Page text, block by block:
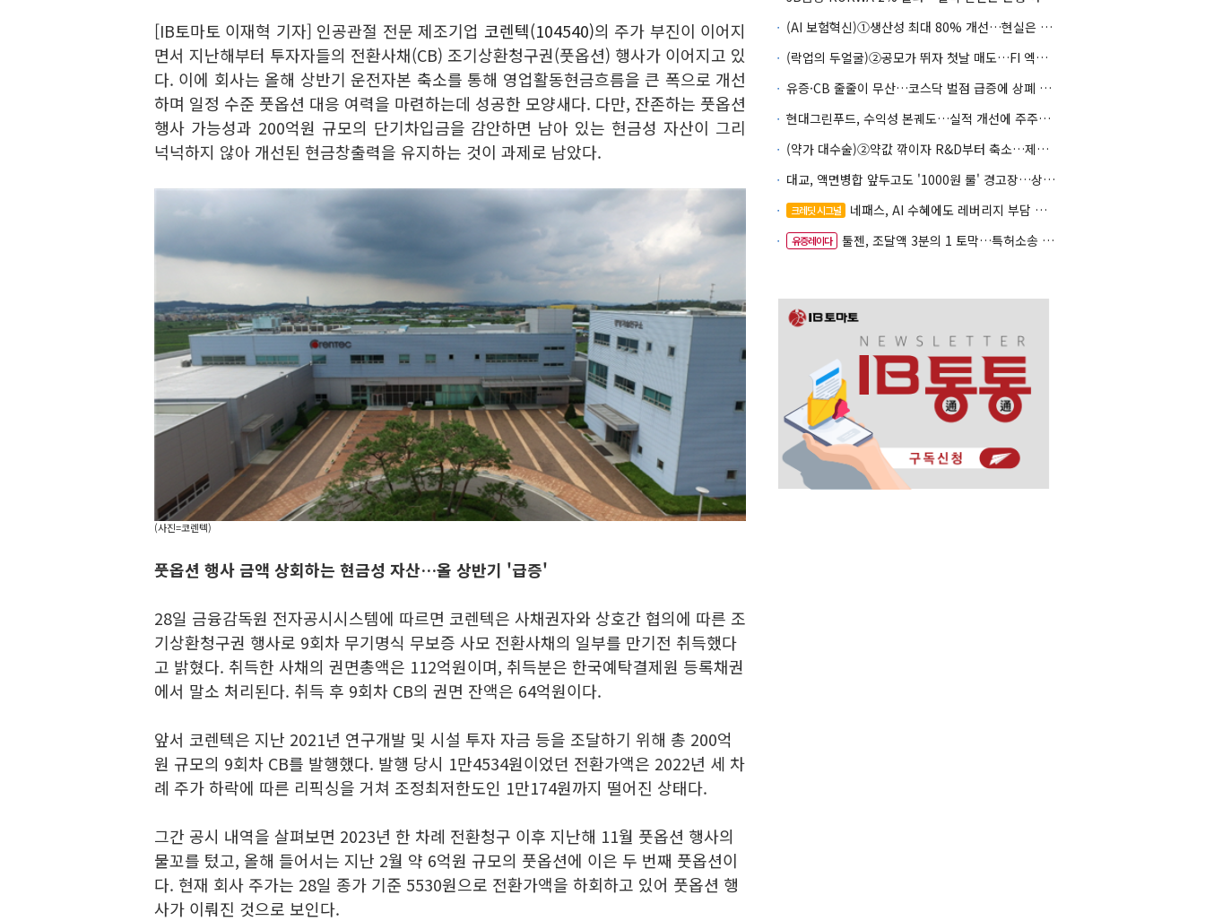
[IB토마토 이재혁 기자] 인공관절 전문 제조기업 코렌텍(104540)의 주가 부진이 이어지
면서 지난해부터 투자자들의 전환사채(CB) 조기상환청구권(풋옵션) 행사가 이어지고 있
다. 이에 회사는 올해 상반기 운전자본 축소를 통해 영업활동현금흐름을 큰 폭으로 개선
하며 일정 수준 풋옵션 대응 여력을 마련하는데 성공한 모양새다. 다만, 잔존하는 풋옵션
행사 가능성과 200억원 규모의 단기차입금을 감안하면 남아 있는 현금성 자산이 그리
넉넉하지 않아 개선된 현금창출력을 유지하는 것이 과제로 남았다.
(사진=코렌텍)
풋옵션 행사 금액 상회하는 현금성 자산…올 상반기 '급증'
28일 금융감독원 전자공시시스템에 따르면 코렌텍은 사채권자와 상호간 협의에 따른 조
기상환청구권 행사로 9회차 무기명식 무보증 사모 전환사채의 일부를 만기전 취득했다
고 밝혔다. 취득한 사채의 권면총액은 112억원이며, 취득분은 한국예탁결제원 등록채권
에서 말소 처리된다. 취득 후 9회차 CB의 권면 잔액은 64억원이다.
앞서 코렌텍은 지난 2021년 연구개발 및 시설 투자 자금 등을 조달하기 위해 총 200억
원 규모의 9회차 CB를 발행했다. 발행 당시 1만4534원이었던 전환가액은 2022년 세 차
례 주가 하락에 따른 리픽싱을 거쳐 조정최저한도인 1만174원까지 떨어진 상태다.
그간 공시 내역을 살펴보면 2023년 한 차례 전환청구 이후 지난해 11월 풋옵션 행사의
물꼬를 텄고, 올해 들어서는 지난 2월 약 6억원 규모의 풋옵션에 이은 두 번째 풋옵션이
다. 현재 회사 주가는 28일 종가 기준 5530원으로 전환가액을 하회하고 있어 풋옵션 행
사가 이뤄진 것으로 보인다.
(AI 보험혁신)①생산성 최대 80% 개선…현실은 '실행 격차'
(락업의 두얼굴)②공모가 뛰자 첫날 매도…FI 엑시트 전략 갈렸다
유증·CB 줄줄이 무산…코스닥 벌점 급증에 상폐 압박
현대그린푸드, 수익성 본궤도…실적 개선에 주주환원까지
(약가 대수술)②약값 깎이자 R&D부터 축소…제약업계 비상경영 돌입
대교, 액면병합 앞두고도 '1000원 룰' 경고장…상장유지 시험대
크레딧 시그널 네패스, AI 수혜에도 레버리지 부담 여전
유증레이다 툴젠, 조달액 3분의 1 토막…특허소송 비용부터 챙긴다